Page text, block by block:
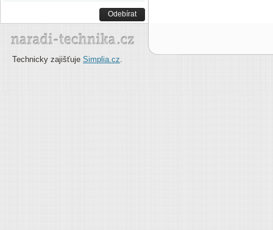
Odebírat
Technicky zajišťuje Simplia.cz.